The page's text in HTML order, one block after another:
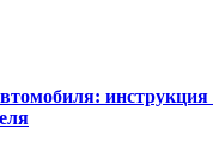
инструкция